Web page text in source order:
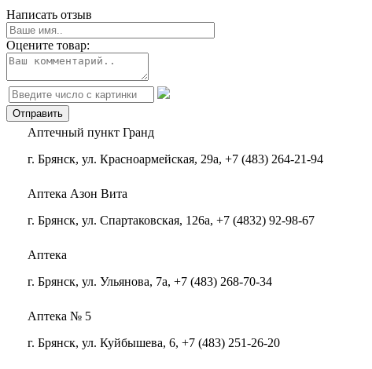
Написать отзыв
Оцените товар:
Аптечный пункт Гранд
г. Брянск, ул. Красноармейская, 29а, +7 (483) 264-21-94
Аптека Азон Вита
г. Брянск, ул. Спартаковская, 126а, +7 (4832) 92-98-67
Аптека
г. Брянск, ул. Ульянова, 7а, +7 (483) 268-70-34
Аптека № 5
г. Брянск, ул. Куйбышева, 6, +7 (483) 251-26-20